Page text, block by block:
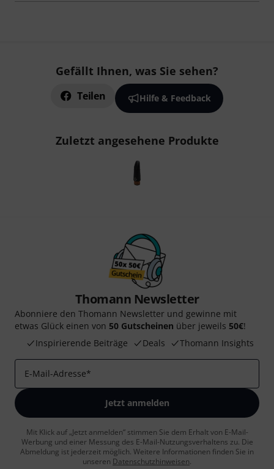
Gefällt Ihnen, was Sie sehen?
Teilen Hilfe & Feedback
Zuletzt angesehene Produkte
Thomann Newsletter
Abonniere den Thomann Newsletter und gewinne mit
etwas Glück einen von 50 Gutscheinen über jeweils 50€!
Inspirierende Beiträge
Deals Thomann Insights
E-Mail-Adresse*
Jetzt anmelden
Mit Klick auf „Jetzt anmelden“ stimmen Sie dem Erhalt von E-Mail-
Werbung und einer Messung des E-Mail-Nutzungsverhaltens zu. Die
Abmeldung ist jederzeit möglich. Weitere Informationen finden Sie in
unseren Datenschutzhinweisen.